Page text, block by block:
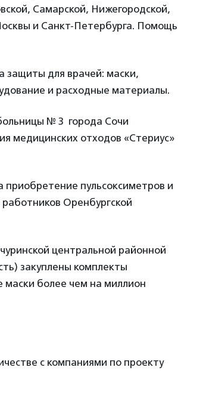
Самарской, Нижегородской,
и Санкт-Петербурга. Помощь
защиты для врачей: маски,
и расходные материалы.
№ 3 города Сочи
медицинских отходов «Стериус»
приобретение пульсоксиметров и
Оренбургской
центральной районной
закуплены комплекты
более чем на миллион
с компаниями по проекту